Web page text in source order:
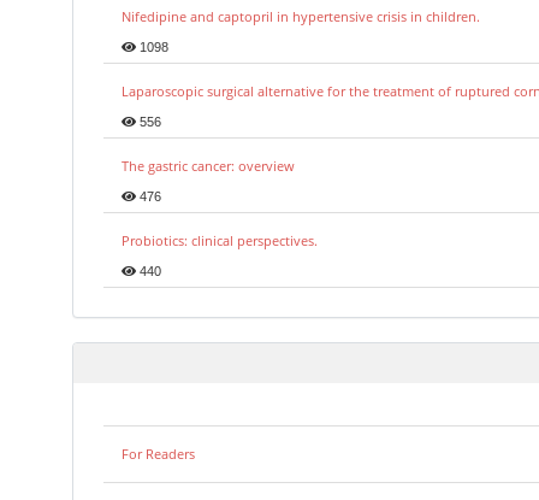
Nifedipine and captopril in hypertensive crisis in children.
1098
Laparoscopic surgical alternative for the treatment of ruptured
556
The gastric cancer: overview
476
Probiotics: clinical perspectives.
440
For Readers